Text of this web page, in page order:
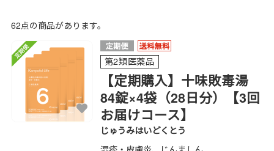
62点の商品があります。
第2類医薬品
【定期購入】十味敗毒湯
84錠×4袋（28日分）【3回
お届けコース】
じゅうみはいどくとう